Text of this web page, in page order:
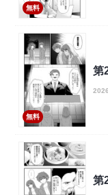
無料
無料
第
第